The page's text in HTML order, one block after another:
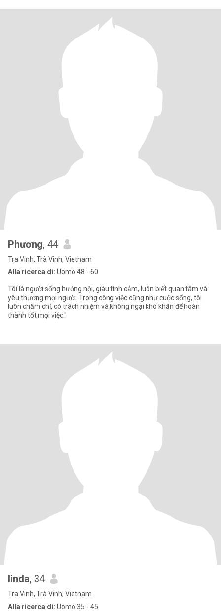
Phương, 44
Tra Vinh, Trà Vinh, Vietnam
Alla ricerca di: Uomo 48 - 60
Tôi là người sống hướng nội, giàu tình cảm, luôn biết quan tâm và
yêu thương mọi người. Trong công việc cũng như cuộc sống, tôi
luôn chăm chỉ, có trách nhiệm và không ngại khó khăn để hoàn
thành tốt mọi việc."
linda, 34
Tra Vinh, Trà Vinh, Vietnam
Alla ricerca di: Uomo 35 - 45